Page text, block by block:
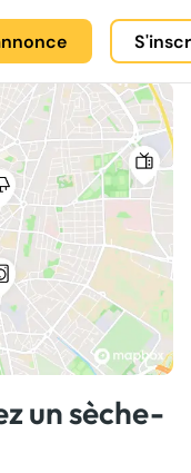
un sèche-